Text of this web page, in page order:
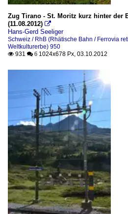
Zug Tirano - St. Moritz kurz hinter der
(11.08.2012) 
Hans-Gerd Seeliger
Schweiz / RhB (Rhätische Bahn / Ferrovia
Weltkulturerbe) 950
 931  6 1024x678 Px, 03.10.2012